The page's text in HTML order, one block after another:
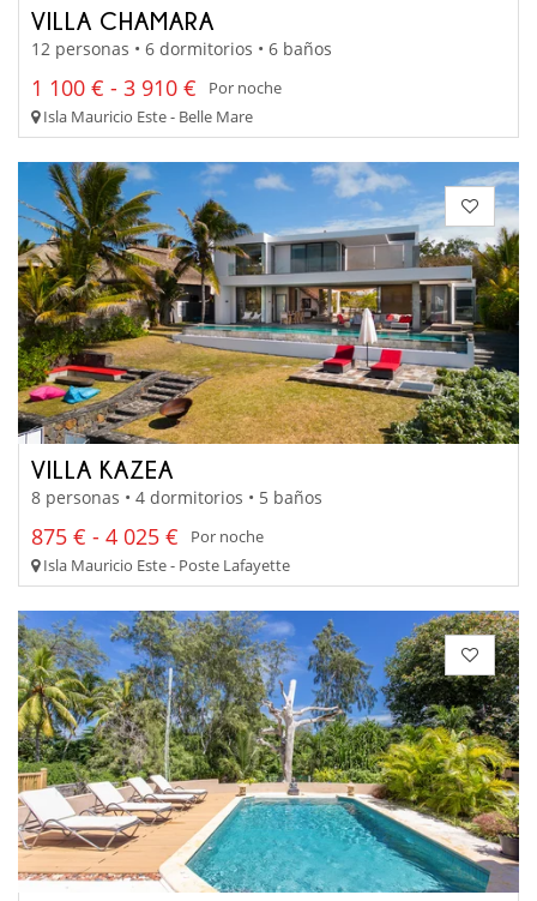
VILLA CHAMARA
12 personas • 6 dormitorios • 6 baños
1 100 € - 3 910 €
Por noche
Isla Mauricio Este - Belle Mare
VILLA KAZEA
8 personas • 4 dormitorios • 5 baños
875 € - 4 025 €
Por noche
Isla Mauricio Este - Poste Lafayette